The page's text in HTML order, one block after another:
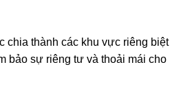
chia thành các khu vực riêng biệt
bảo sự riêng tư và thoải mái cho